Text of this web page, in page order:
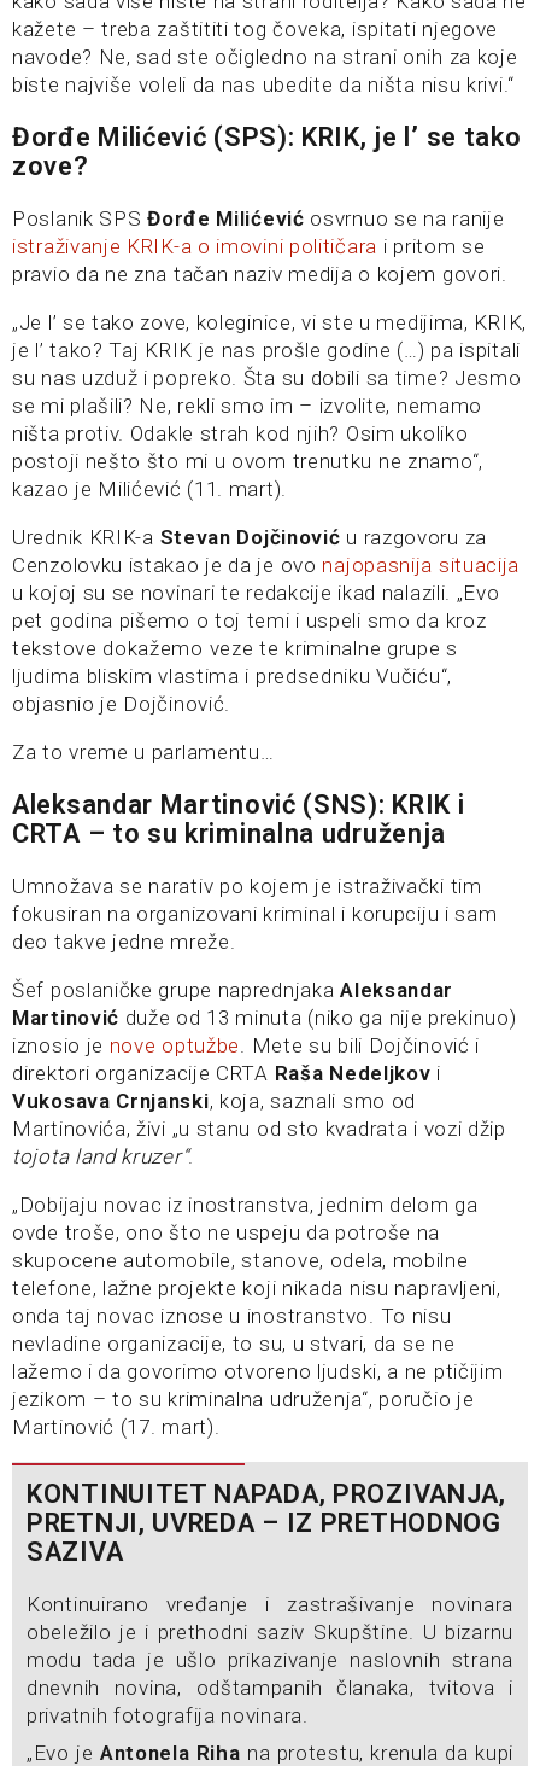
kažete – treba zaštititi tog čoveka, ispitati njegove
navode? Ne, sad ste očigledno na strani onih za koje
biste najviše voleli da nas ubedite da ništa nisu krivi.“
Đorđe Milićević (SPS): KRIK, je l’ se tako
zove?
Poslanik SPSĐorđe Milićević osvrnuo se na ranije
istraživanje KRIK-a o imovini političara i pritom se
pravio da ne zna tačan naziv medija o kojem govori.
„Je l’ se tako zove, koleginice, vi ste u medijima, KRIK,
je l’ tako? Taj KRIK je nas prošle godine (…) pa ispitali
su nas uzduž i popreko. Šta su dobili sa time? Jesmo
se mi plašili? Ne, rekli smo im – izvolite, nemamo
ništa protiv. Odakle strah kod njih? Osim ukoliko
postoji nešto što mi u ovom trenutku ne znamo“,
kazao je Milićević (11. mart).
Urednik KRIK-a Stevan Dojčinović u razgovoru za
Cenzolovku istakao je da je ovo najopasnija situacija
u kojoj su se novinari te redakcije ikad nalazili. „Evo
pet godina pišemo o toj temi i uspeli smo da kroz
tekstove dokažemo veze te kriminalne grupe s
ljudima bliskim vlastima i predsedniku Vučiću“,
objasnio je Dojčinović.
Za to vreme u parlamentu…
Aleksandar Martinović (SNS): KRIK i
CRTA – to su kriminalna udruženja
Umnožava se narativ po kojem je istraživački tim
fokusiran na organizovani kriminal i korupciju i sam
deo takve jedne mreže.
Šef poslaničke grupe naprednjakaAleksandar
Martinović duže od 13 minuta (niko ga nije prekinuo)
iznosio je nove optužbe
. Mete su bili Dojčinović i
direktori organizacije CRTA Raša Nedeljkov i
Vukosava Crnjanski, koja, saznali smo od
Martinovića, živi „u stanu od sto kvadrata i vozi džip
tojota land kruzer“.
„Dobijaju novac iz inostranstva, jednim delom ga
ovde troše, ono što ne uspeju da potroše na
skupocene automobile, stanove, odela, mobilne
telefone, lažne projekte koji nikada nisu napravljeni,
onda taj novac iznose u inostranstvo. To nisu
nevladine organizacije, to su, u stvari, da se ne
lažemo i da govorimo otvoreno ljudski, a ne ptičijim
jezikom – to su kriminalna udruženja“, poručio je
Martinović (17. mart).
KONTINUITET NAPADA, PROZIVANJA,
PRETNJI, UVREDA – IZ PRETHODNOG
SAZIVA
Kontinuirano vređanje i zastrašivanje novinara
obeležilo je i prethodni saziv Skupštine. U bizarnu
modu tada je ušlo prikazivanje naslovnih strana
dnevnih novina, odštampanih članaka, tvitova i
privatnih fotografija novinara.
„Evo je Antonela Riha na protestu, krenula da kupi